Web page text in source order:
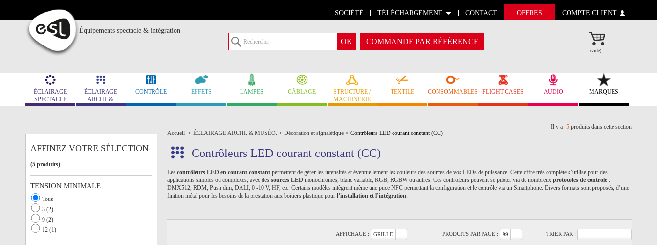
SOCIÉTÉ TÉLÉCHARGEMENT CONTACT OFFRES COMPTE CLIENT
Équipements spectacle & intégration
(vide)
COMMANDE PAR RÉFÉRENCE
ÉCLAIRAGE
SPECTACLE
ÉCLAIRAGE
ARCHI. &
MUSÉO.
CONTRÔLE EFFETS LAMPES CÂBLAGE
STRUCTURE /
MACHINERIE
TEXTILE CONSOMMABLES FLIGHT CASES AUDIO MARQUES
Accueil > ÉCLAIRAGE ARCHI. & MUSÉO. > Décoration et signalétique > Contrôleurs LED courant constant (CC)
Il y a 5 produits dans cette section
Contrôleurs LED courant constant (CC)
Les contrôleurs LED en courant constant permettent de gérer les intensités et éventuellement les couleurs des sources de vos LEDs de puissance. Cette offre très complète s’utilise pour des
applications simples ou complexes, avec des sources LED monochromes, blanc variable, RGB, RGBW ou autres. Ces contrôleurs peuvent se piloter via de nombreux protocoles de contrôle :
DMX512, RDM, Push dim, DALI, 0 -10 V, HF, etc. Certains modèles intègrent même une puce NFC permettant la configuration et le contrôle via un Smartphone. Divers formats sont proposés, d’une
finition métal pour les besoins de la prestation aux boitiers plastique pour l’installation et l’intégration.
AFFICHAGE : GRILLE TRIER PAR : --
PRODUITS PAR PAGE : 99
AFFINEZ VOTRE SÉLECTION
(5 produits)
TENSION MINIMALE
Tous
3 (2)
9 (2)
12 (1)